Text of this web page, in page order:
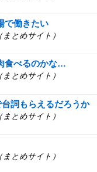
で働きたい
とめサイト）
食べるのかな…
とめサイト）
詞もらえるだろうか
とめサイト）
とめサイト）